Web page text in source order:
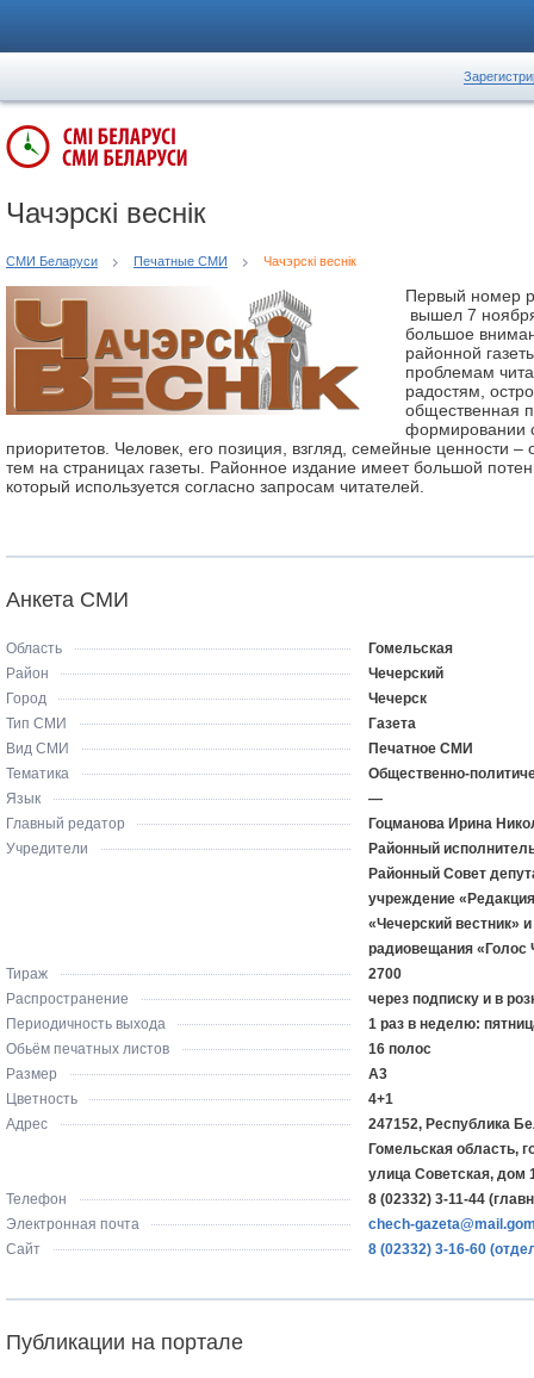
Чачэрскі веснік
СМИ Беларуси Печатные СМИ Чачэрскі веснік
Первый номер
вышел 7
большое
районной
проблемам
радостям,
общественная
формировании
приоритетов. Человек, его позиция, взгляд, семейные ценности –
тем на страницах газеты. Районное издание имеет большой
который используется согласно запросам читателей.
Анкета СМИ
Область
Гомельская
Район
Чечерский
Город
Чечерск
Тип СМИ
Газета
Вид СМИ
Печатное СМИ
Тематика
Общественно-
Язык
—
Главный редатор
Гоцманова Ирина
Учредители
Районный
Районный Совет
учреждение
«Чечерский вестник»
радиовещания
Тираж
2700
Распространение
через подписку и в
Периодичность выхода
1 раз в неделю:
Обьём печатных листов
16 полос
Размер
А3
Цветность
4+1
Адрес
247152, Республика
Гомельская область,
улица Советская, дом
Телефон
8 (02332) 3-11-44
Электронная почта
chech-
Сайт
8 (02332) 3-16-60
Публикации на портале